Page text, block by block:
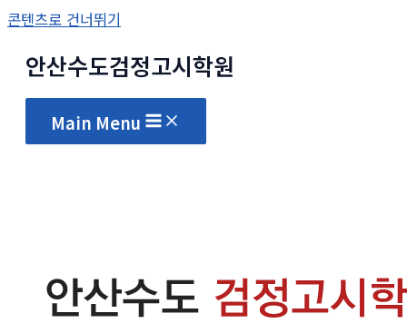
콘텐츠로 건너뛰기
안산수도검정고시학원
Main Menu